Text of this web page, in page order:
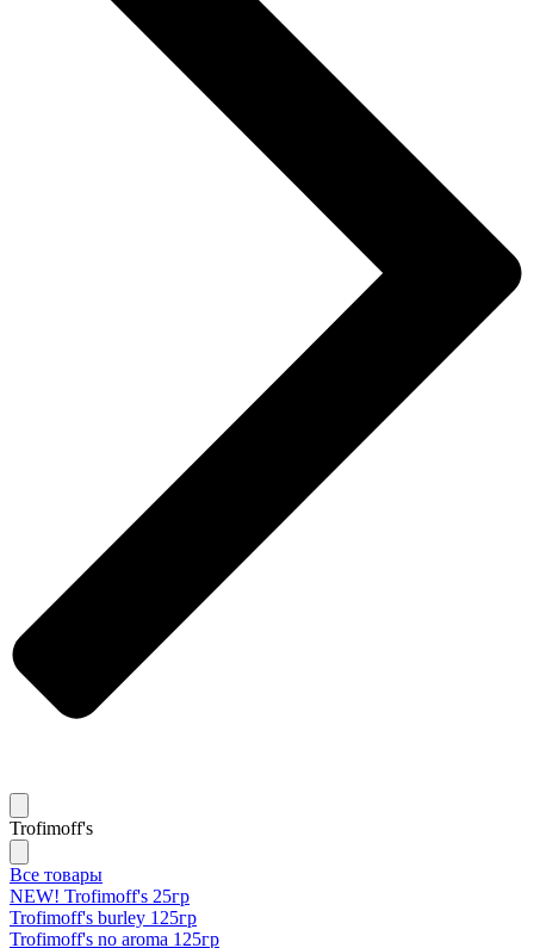
Trofimoff's
Все товары
NEW! Trofimoff's 25гр
Trofimoff's burley 125гр
Trofimoff's no aroma 125гр